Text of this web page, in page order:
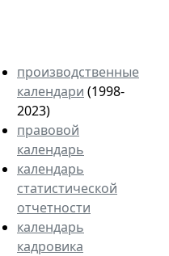
производственные
календари (1998-
2023)
правовой
календарь
календарь
статистической
отчетности
календарь
кадровика